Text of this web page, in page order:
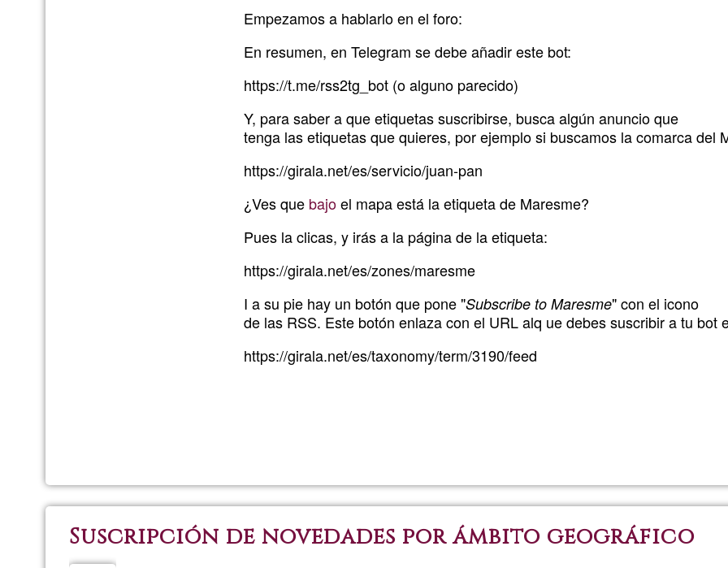
Empezamos a hablarlo en el foro:
En resumen, en Telegram se debe añadir este bot:
https://t.me/rss2tg_bot (o alguno parecido)
Y, para saber a que etiquetas suscribirse, busca algún anuncio que
tenga las etiquetas que quieres, por ejemplo si buscamos la comarca del
https://girala.net/es/servicio/juan-pan
¿Ves que bajoel mapa está la etiqueta de Maresme?
Pues la clicas, y irás a la página de la etiqueta:
https://girala.net/es/zones/maresme
I a su pie hay un botón que pone "Subscribe to Maresme" con el icono
de las RSS. Este botón enlaza con el URL alq ue debes suscribir a tu bot
https://girala.net/es/taxonomy/term/3190/feed
subscrivir
vuestro
Suscripción de novedades por ámbito geográfico